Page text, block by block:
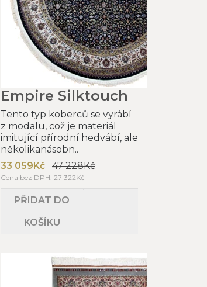
Empire Silktouch
Tento typ koberců se vyrábí
z modalu, což je materiál
imitující přírodní hedvábí, ale
několikanásobn..
33 059Kč
47 228Kč
Cena bez DPH: 27 322Kč
PŘIDAT DO
KOŠÍKU